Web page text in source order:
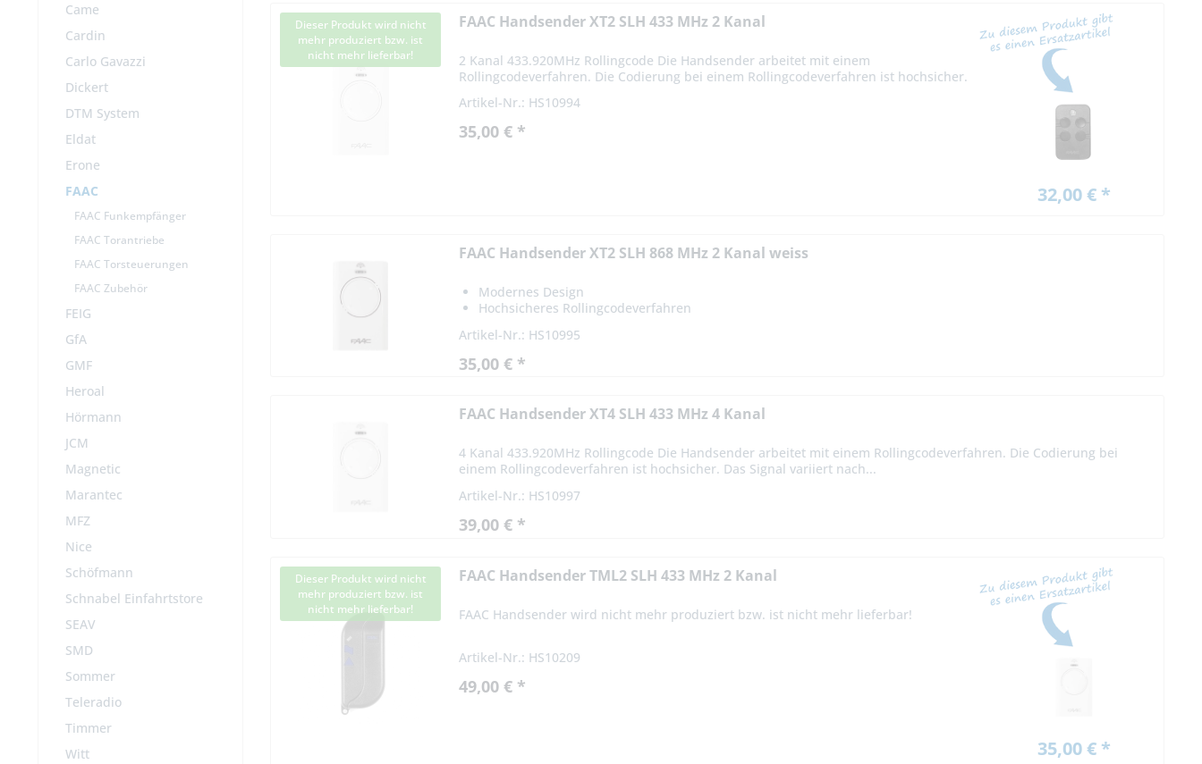
Came
Cardin
Carlo Gavazzi
Dickert
DTM System
Eldat
Erone
FAAC
FAAC Funkempfänger
FAAC Torantriebe
FAAC Torsteuerungen
FAAC Zubehör
FEIG
GfA
GMF
Heroal
Hörmann
JCM
Magnetic
Marantec
MFZ
Nice
Schöfmann
Schnabel Einfahrtstore
SEAV
SMD
Sommer
Teleradio
Timmer
Witt
Dieser Produkt wird nicht
mehr produziert bzw. ist
nicht mehr lieferbar!
FAAC Handsender XT2 SLH 433 MHz 2 Kanal
2 Kanal 433.920MHz Rollingcode Die Handsender arbeitet mit einem
Rollingcodeverfahren. Die Codierung bei einem Rollingcodeverfahren ist hochsicher.
Artikel-Nr.: HS10994
35,00 € *
32,00 € *
FAAC Handsender XT2 SLH 868 MHz 2 Kanal weiss
Modernes Design
Hochsicheres Rollingcodeverfahren
Artikel-Nr.: HS10995
35,00 € *
FAAC Handsender XT4 SLH 433 MHz 4 Kanal
4 Kanal 433.920MHz Rollingcode Die Handsender arbeitet mit einem Rollingcodeverfahren. Die Codierung bei
einem Rollingcodeverfahren ist hochsicher. Das Signal variiert nach...
Artikel-Nr.: HS10997
39,00 € *
Dieser Produkt wird nicht
mehr produziert bzw. ist
nicht mehr lieferbar!
FAAC Handsender TML2 SLH 433 MHz 2 Kanal
FAAC Handsender wird nicht mehr produziert bzw. ist nicht mehr lieferbar!
Artikel-Nr.: HS10209
49,00 € *
35,00 € *